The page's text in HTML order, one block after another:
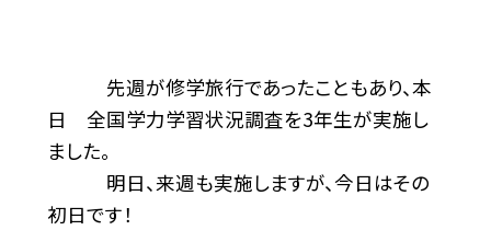
先週が修学旅行であったこともあり、本
日 全国学力学習状況調査を3年生が実施し
ました。
明日、来週も実施しますが、今日はその
初日です！